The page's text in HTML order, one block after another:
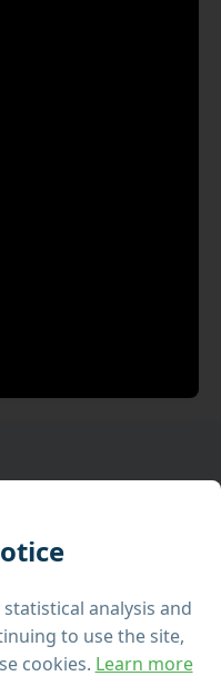
analysis and
to use the site,
cookies. Learn more
kultur
byggnader